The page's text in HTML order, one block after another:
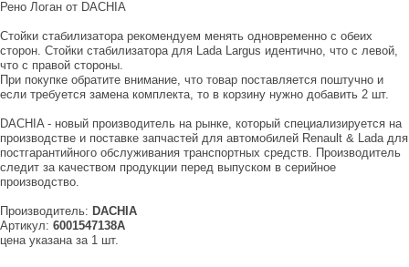
Рено Логан от DACHIA
Стойки стабилизатора рекомендуем менять одновременно с обеих
сторон. Стойки стабилизатора для Lada Largus идентично, что с левой,
что с правой стороны.
При покупке обратите внимание, что товар поставляется поштучно и
если требуется замена комплекта, то в корзину нужно добавить 2 шт.
DACHIA - новый производитель на рынке, который специализируется на
производстве и поставке запчастей для автомобилей Renault & Lada для
постгарантийного обслуживания транспортных средств. Производитель
следит за качеством продукции перед выпуском в серийное
производство.
Производитель: DACHIA
Артикул: 6001547138A
цена указана за 1 шт.